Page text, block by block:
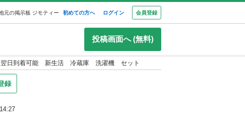
元の掲示板 ジモティー 初めての方へ ログイン 会員登録
投稿画面へ (無料)
翌日到着可能 新生活 冷蔵庫 洗濯機 セット
録